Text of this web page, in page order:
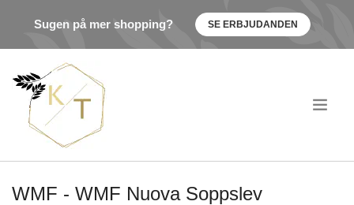
Sugen på mer shopping? SE ERBJUDANDEN
WMF - WMF Nuova Soppslev